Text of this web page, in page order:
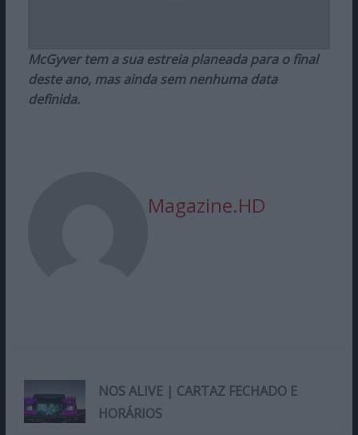
McGyver tem a sua estreia planeada para o final
deste ano, mas ainda sem nenhuma data
definida.
Magazine.HD
NOS ALIVE | CARTAZ FECHADO E
HORÁRIOS